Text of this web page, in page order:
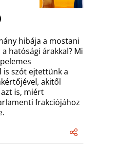
hibája a mostani
hatósági árakkal? Mi
is szót ejtettünk a
akitől
is, miért
frakciójához